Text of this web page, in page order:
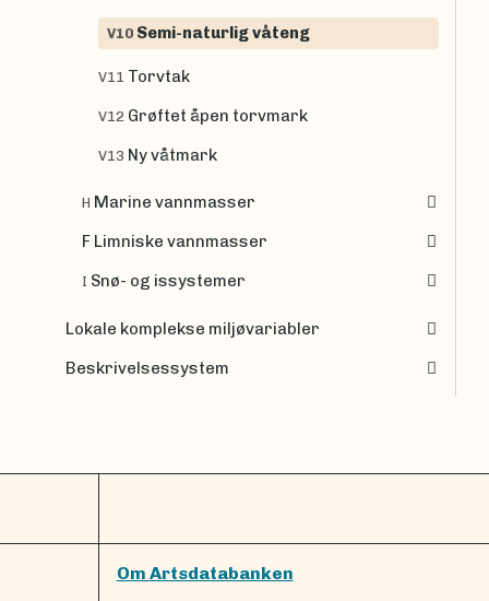
V10 Semi-naturlig våteng
V11 Torvtak
V12 Grøftet åpen torvmark
V13 Ny våtmark
H Marine vannmasser
F Limniske vannmasser
I Snø- og issystemer
Lokale komplekse miljøvariabler
Beskrivelsessystem
Om Artsdatabanken